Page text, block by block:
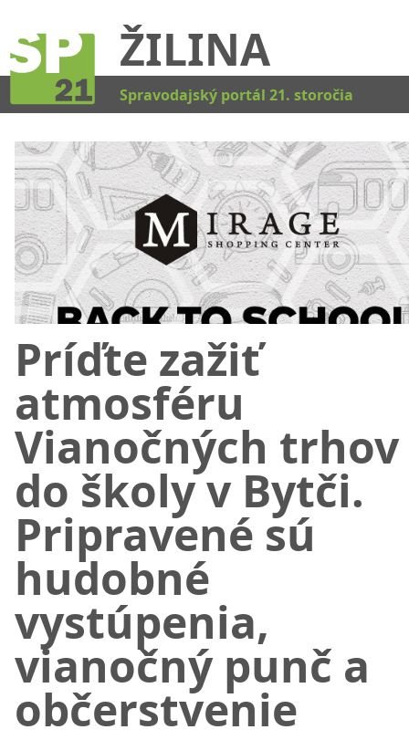
ŽILINA
Spravodajský portál 21. storočia
Príďte zažiť
atmosféru
Vianočných trhov
do školy v Bytči.
Pripravené sú
hudobné
vystúpenia,
vianočný punč a
občerstvenie